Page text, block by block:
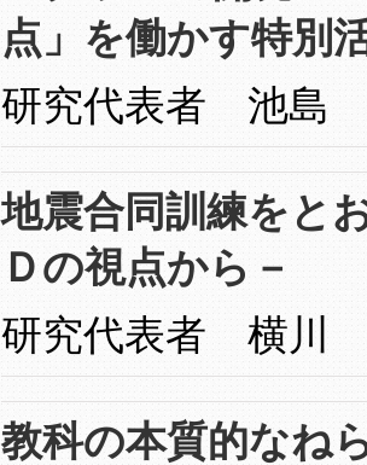
点」を働かす特別
研究代表者 池島
地震合同訓練をと
Ｄの視点から－
研究代表者 横川
教科の本質的なね